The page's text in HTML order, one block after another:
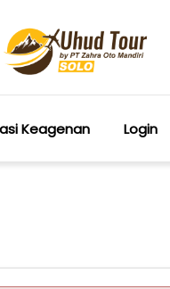
Keagenan Login